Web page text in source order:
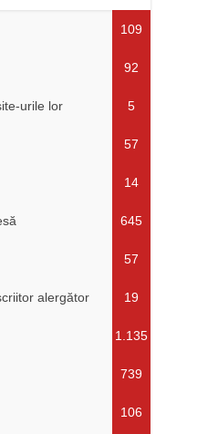
109
92
urile lor 5
57
14
645
57
alergător 19
1.135
739
106